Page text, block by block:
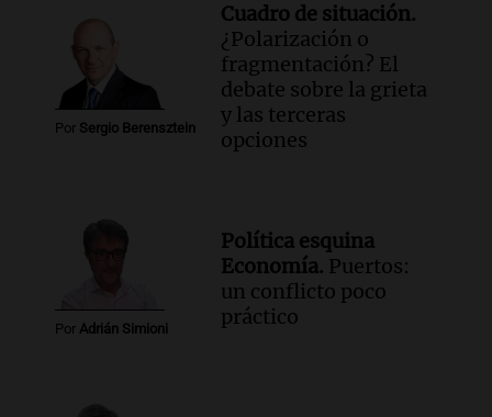
Por Sergio Berensztein
Cuadro de situación.
¿Polarización o
fragmentación? El
debate sobre la grieta
y las terceras
opciones
Por Adrián Simioni
Política esquina
Economía. Puertos:
un conflicto poco
práctico